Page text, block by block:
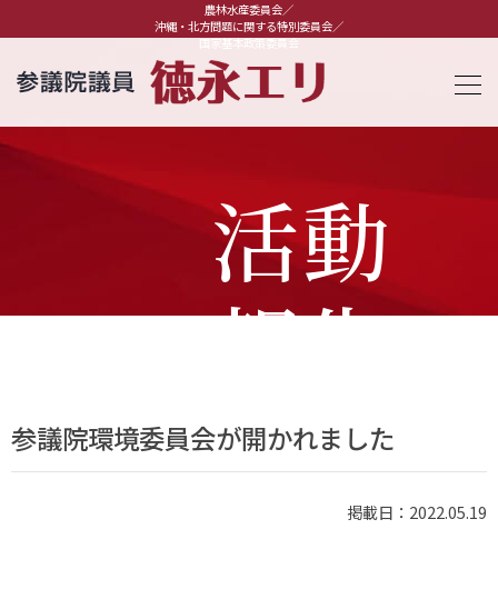
農林水産委員会／
沖縄・北方問題に関する特別委員会／
国家基本政策委員会
活動
報告
参議院環境委員会が開かれました
掲載日：2022.05.19